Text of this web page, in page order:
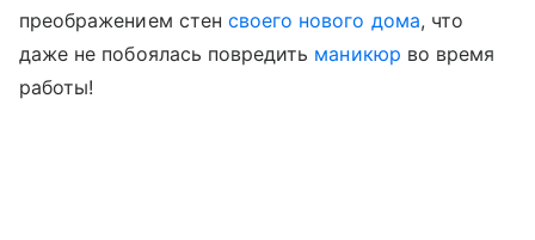
преображением стен своего нового дома, что
даже не побоялась повредить маникюр во время
работы!